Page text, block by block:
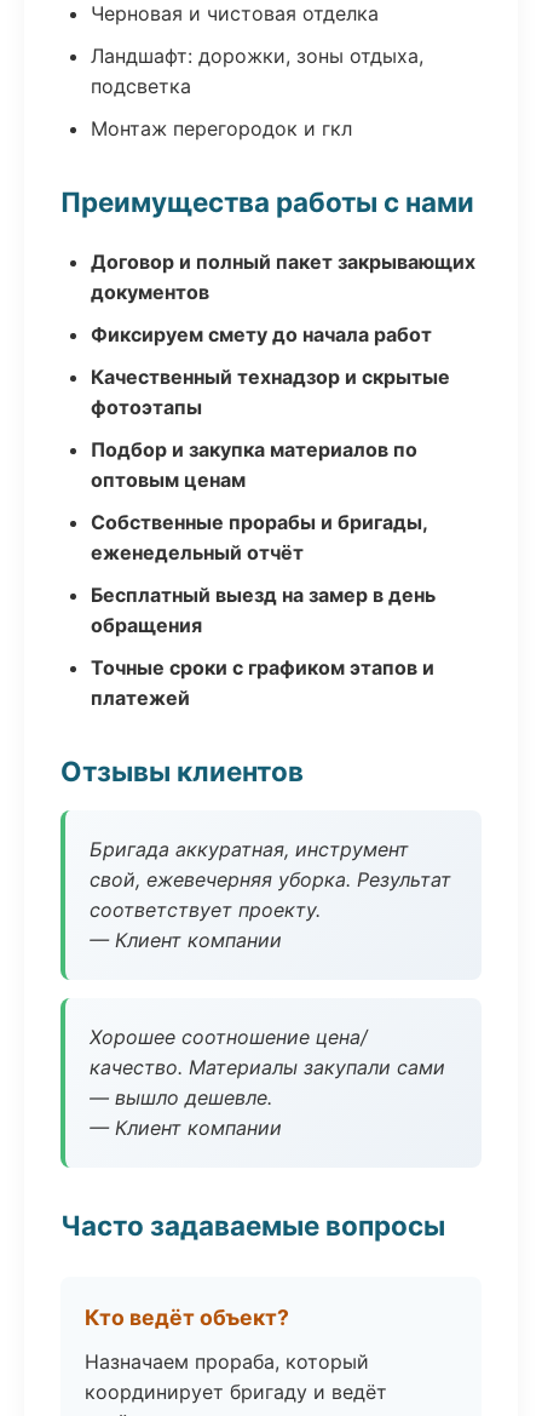
Черновая и чистовая отделка
Ландшафт: дорожки, зоны отдыха,
подсветка
Монтаж перегородок и гкл
Преимущества работы с нами
Договор и полный пакет закрывающих
документов
Фиксируем смету до начала работ
Качественный технадзор и скрытые
фотоэтапы
Подбор и закупка материалов по
оптовым ценам
Собственные прорабы и бригады,
еженедельный отчёт
Бесплатный выезд на замер в день
обращения
Точные сроки с графиком этапов и
платежей
Отзывы клиентов
Бригада аккуратная, инструмент
свой, ежевечерняя уборка. Результат
соответствует проекту.
— Клиент компании
Хорошее соотношение цена/
качество. Материалы закупали сами
— вышло дешевле.
— Клиент компании
Часто задаваемые вопросы
Кто ведёт объект?
Назначаем прораба, который
координирует бригаду и ведёт